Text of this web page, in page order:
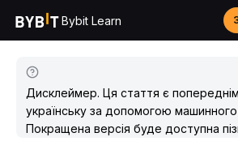
Bybit Learn
Дисклеймер. Ця стаття є
українську за допомогою
Покращена версія буде доступна